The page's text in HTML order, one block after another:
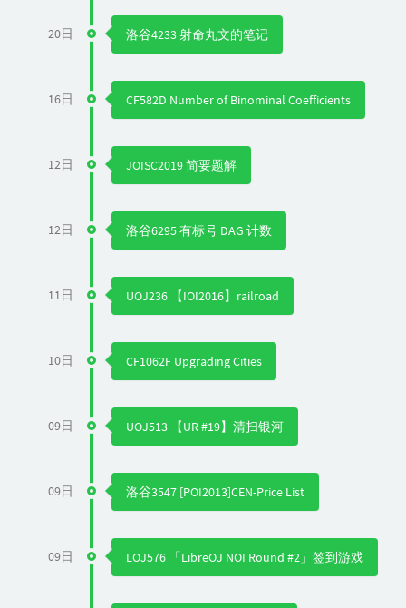
20日 洛谷4233 射命丸文的笔记
16日 CF582D Number of Binominal Coefficients
12日 JOISC2019 简要题解
12日 洛谷6295 有标号 DAG 计数
11日 UOJ236 【IOI2016】railroad
10日 CF1062F Upgrading Cities
09日 UOJ513 【UR #19】清扫银河
09日 洛谷3547 [POI2013]CEN-Price List
09日 LOJ576 「LibreOJ NOI Round #2」签到游戏